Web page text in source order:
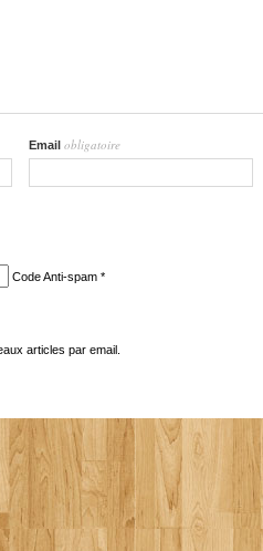
Email obligatoire
Code Anti-spam*
articles par email.